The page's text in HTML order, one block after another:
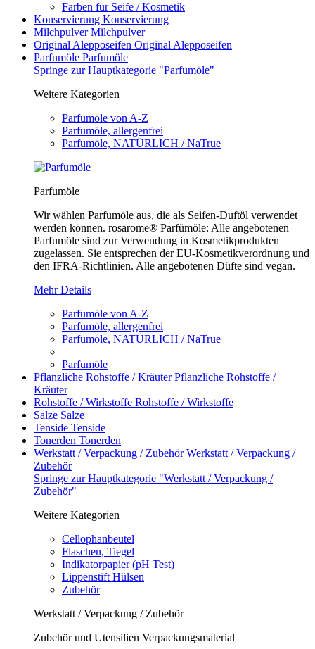
Farben für Seife / Kosmetik
Konservierung Konservierung
MilchpulverMilchpulver
Original Alepposeifen Original Alepposeifen
Parfumöle Parfumöle
Springe zur Hauptkategorie "Parfumöle"
Weitere Kategorien
Parfumöle von A-Z
Parfumöle, allergenfrei
Parfumöle, NATÜRLICH / NaTrue
Parfumöle
Wir wählen Parfumöle aus, die als Seifen-Duftöl verwendet
werden können. rosarome® Parfümöle: Alle angebotenen
Parfumöle sind zur Verwendung in Kosmetikprodukten
zugelassen. Sie entsprechen der EU-Kosmetikverordnung und
den IFRA-Richtlinien. Alle angebotenen Düfte sind vegan.
Mehr Details
Parfumöle von A-Z
Parfumöle, allergenfrei
Parfumöle, NATÜRLICH / NaTrue
Parfumöle
Pflanzliche Rohstoffe / KräuterPflanzliche Rohstoffe /
Kräuter
Rohstoffe / Wirkstoffe Rohstoffe / Wirkstoffe
Salze Salze
Tenside Tenside
Tonerden Tonerden
Werkstatt / Verpackung / ZubehörWerkstatt / Verpackung /
Zubehör
Springe zur Hauptkategorie "Werkstatt / Verpackung /
Zubehör"
Weitere Kategorien
Cellophanbeutel
Flaschen, Tiegel
Indikatorpapier (pH Test)
Lippenstift Hülsen
Zubehör
Werkstatt / Verpackung / Zubehör
Zubehör und Utensilien Verpackungsmaterial